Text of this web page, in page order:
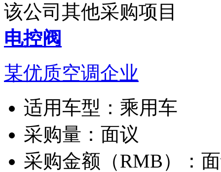
该公司其他采购项目
电控阀
某优质空调企业
适用车型： 乘用车
采购量： 面议
采购金额（RMB）：